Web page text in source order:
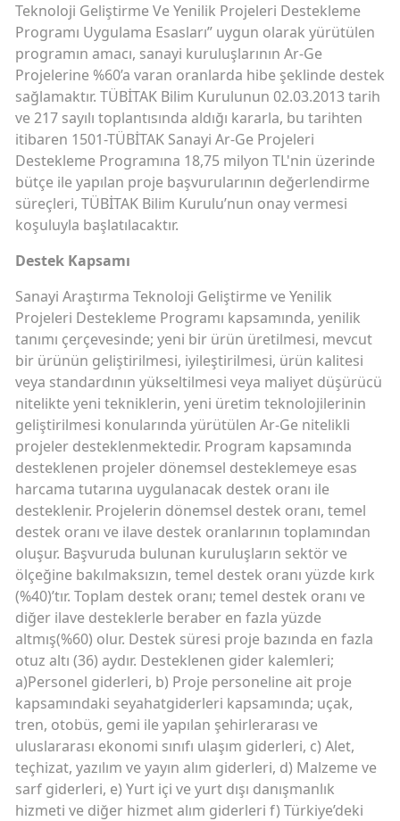
Teknoloji Geliştirme Ve Yenilik Projeleri Destekleme
Programı Uygulama Esasları” uygun olarak yürütülen
programın amacı, sanayi kuruluşlarının Ar-Ge
Projelerine %60’a varan oranlarda hibe şeklinde destek
sağlamaktır. TÜBİTAK Bilim Kurulunun 02.03.2013 tarih
ve 217 sayılı toplantısında aldığı kararla, bu tarihten
itibaren 1501-TÜBİTAK Sanayi Ar-Ge Projeleri
Destekleme Programına 18,75 milyon TL'nin üzerinde
bütçe ile yapılan proje başvurularının değerlendirme
süreçleri, TÜBİTAK Bilim Kurulu’nun onay vermesi
koşuluyla başlatılacaktır.
Destek Kapsamı
Sanayi Araştırma Teknoloji Geliştirme ve Yenilik
Projeleri Destekleme Programı kapsamında, yenilik
tanımı çerçevesinde; yeni bir ürün üretilmesi, mevcut
bir ürünün geliştirilmesi, iyileştirilmesi, ürün kalitesi
veya standardının yükseltilmesi veya maliyet düşürücü
nitelikte yeni tekniklerin, yeni üretim teknolojilerinin
geliştirilmesi konularında yürütülen Ar-Ge nitelikli
projeler desteklenmektedir. Program kapsamında
desteklenen projeler dönemsel desteklemeye esas
harcama tutarına uygulanacak destek oranı ile
desteklenir. Projelerin dönemsel destek oranı, temel
destek oranı ve ilave destek oranlarının toplamından
oluşur. Başvuruda bulunan kuruluşların sektör ve
ölçeğine bakılmaksızın, temel destek oranı yüzde kırk
(%40)’tır. Toplam destek oranı; temel destek oranı ve
diğer ilave desteklerle beraber en fazla yüzde
altmış(%60) olur. Destek süresi proje bazında en fazla
otuz altı (36) aydır. Desteklenen gider kalemleri;
a)Personel giderleri, b) Proje personeline ait proje
kapsamındaki seyahatgiderleri kapsamında; uçak,
tren, otobüs, gemi ile yapılan şehirlerarası ve
uluslararası ekonomi sınıfı ulaşım giderleri, c) Alet,
teçhizat, yazılım ve yayın alım giderleri, d) Malzeme ve
sarf giderleri, e) Yurt içi ve yurt dışı danışmanlık
hizmeti ve diğer hizmet alım giderleri f) Türkiye’deki